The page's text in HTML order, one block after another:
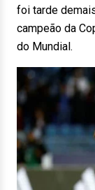
foi tarde
campeão da
do Mundial.